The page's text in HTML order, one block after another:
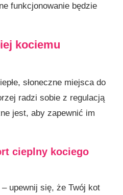
funkcjonowanie będzie
kociemu
słoneczne miejsca do
radzi sobie z regulacją
jest, aby zapewnić im
cieplny kociego
– upewnij się, że Twój kot